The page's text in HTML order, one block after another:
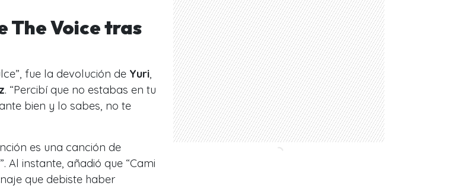
The Voice tras
”, fue la devolución de Yuri
. “Percibí que no estabas en tu
bien y lo sabes, no te
es una canción de
”. Al instante, añadió que “Cami
que debiste haber